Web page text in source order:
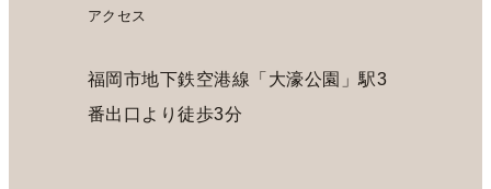
アクセス
福岡市地下鉄空港線「大濠公園」駅3
番出口より徒歩3分